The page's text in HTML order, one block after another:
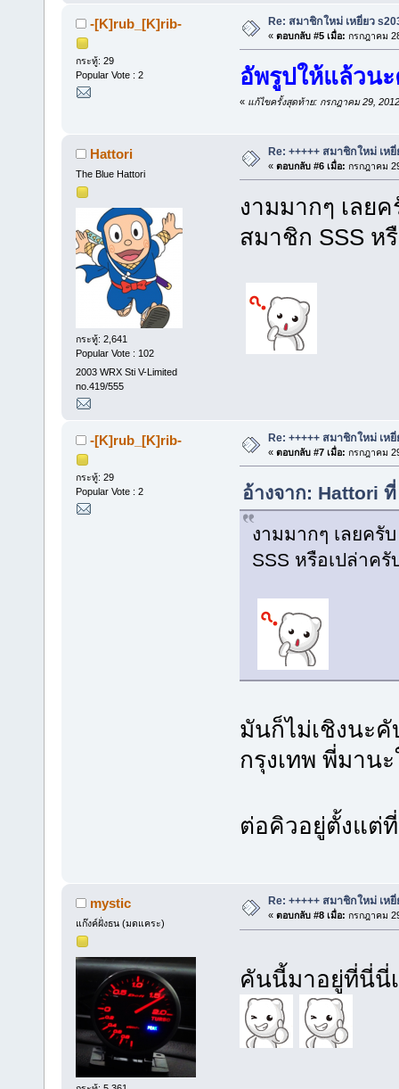
-[K]rub_[K]rib-
กระทู้: 29
Popular Vote : 2
Re: สมาชิกใหม่ เหยี่ยว
« ตอบกลับ #5 เมื่อ: กรกฎาคม
อัพรูปให้แล้วน
« แก้ไขครั้งสุดท้าย: กรกฎาคม 29,
Hattori
The Blue Hattori
กระทู้: 2,641
Popular Vote : 102
2003 WRX Sti V-Limited
no.419/555
Re: +++++ สมาชิกใหม่ เห
« ตอบกลับ #6 เมื่อ: กรกฎาคม
งามมากๆ เลย
สมาชิก SSS ห
-[K]rub_[K]rib-
กระทู้: 29
Popular Vote : 2
Re: +++++ สมาชิกใหม่ เห
« ตอบกลับ #7 เมื่อ: กรกฎาคม
อ้างจาก: Hattori
งามมากๆ เลยครั
SSS หรือเปล่าครั
มันก็ไม่เชิงนะ
กรุงเทพ พี่มาน
ต่อคิวอยู่ตั้งแ
mystic
แก๊งค์ฝั่งธน (มดแคระ)
Re: +++++ สมาชิกใหม่ เห
« ตอบกลับ #8 เมื่อ: กรกฎาคม
คันนี้มาอยู่ที่นี่นี่